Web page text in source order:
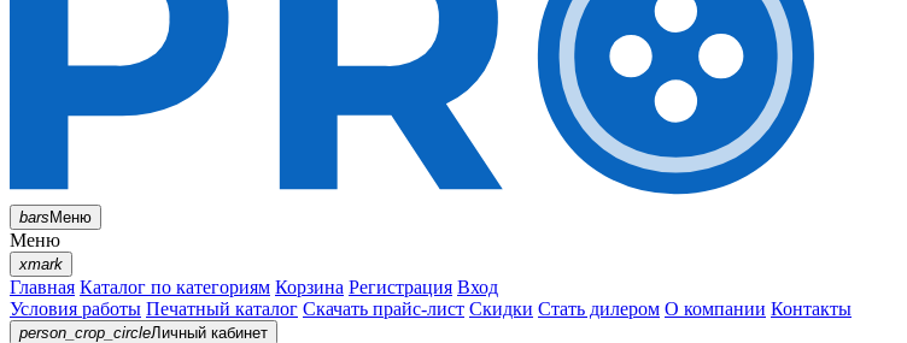
barsМеню
Меню
xmark
Главная Каталог по категориям Корзина Регистрация Вход
Условия работы Печатный каталог Скачать прайс-лист Скидки Стать дилером О компании Контакты
person_crop_circleЛичный кабинет